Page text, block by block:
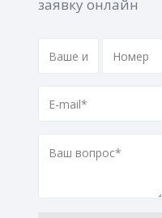
заявку онлайн